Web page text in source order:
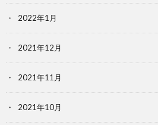
2022年1月
2021年12月
2021年11月
2021年10月